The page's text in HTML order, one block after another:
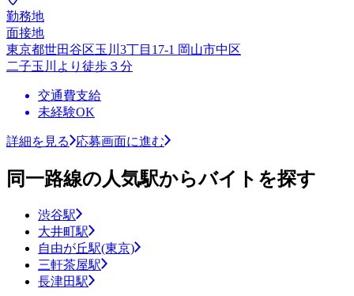
勤務地
面接地
東京都世田谷区玉川3丁目17-1 岡山市中区
二子玉川より徒歩３分
交通費支給
未経験OK
詳細を見る 応募画面に進む
同一路線の人気駅からバイトを探す
渋谷駅
大井町駅
自由が丘駅(東京)
三軒茶屋駅
長津田駅